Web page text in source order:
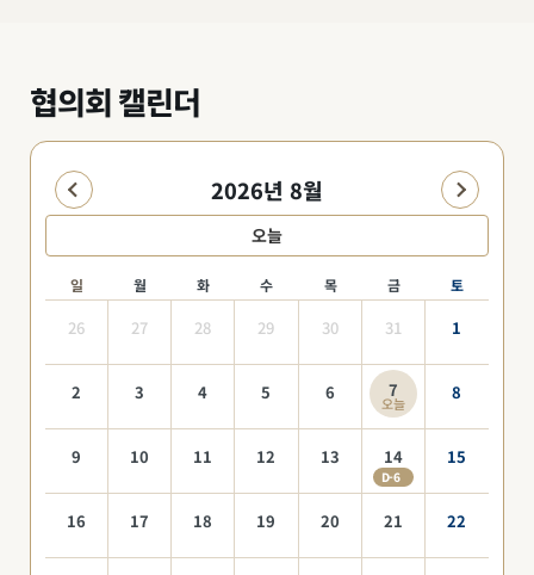
협의회 캘린더
2026년 8월
오늘
일 월 화 수 목 금 토
26 27 28 29 30 31 1
2 3 4 5 6 7
오늘 8
9 10 11 12 13 14
D-6
15
16 17 18 19 20 21 22